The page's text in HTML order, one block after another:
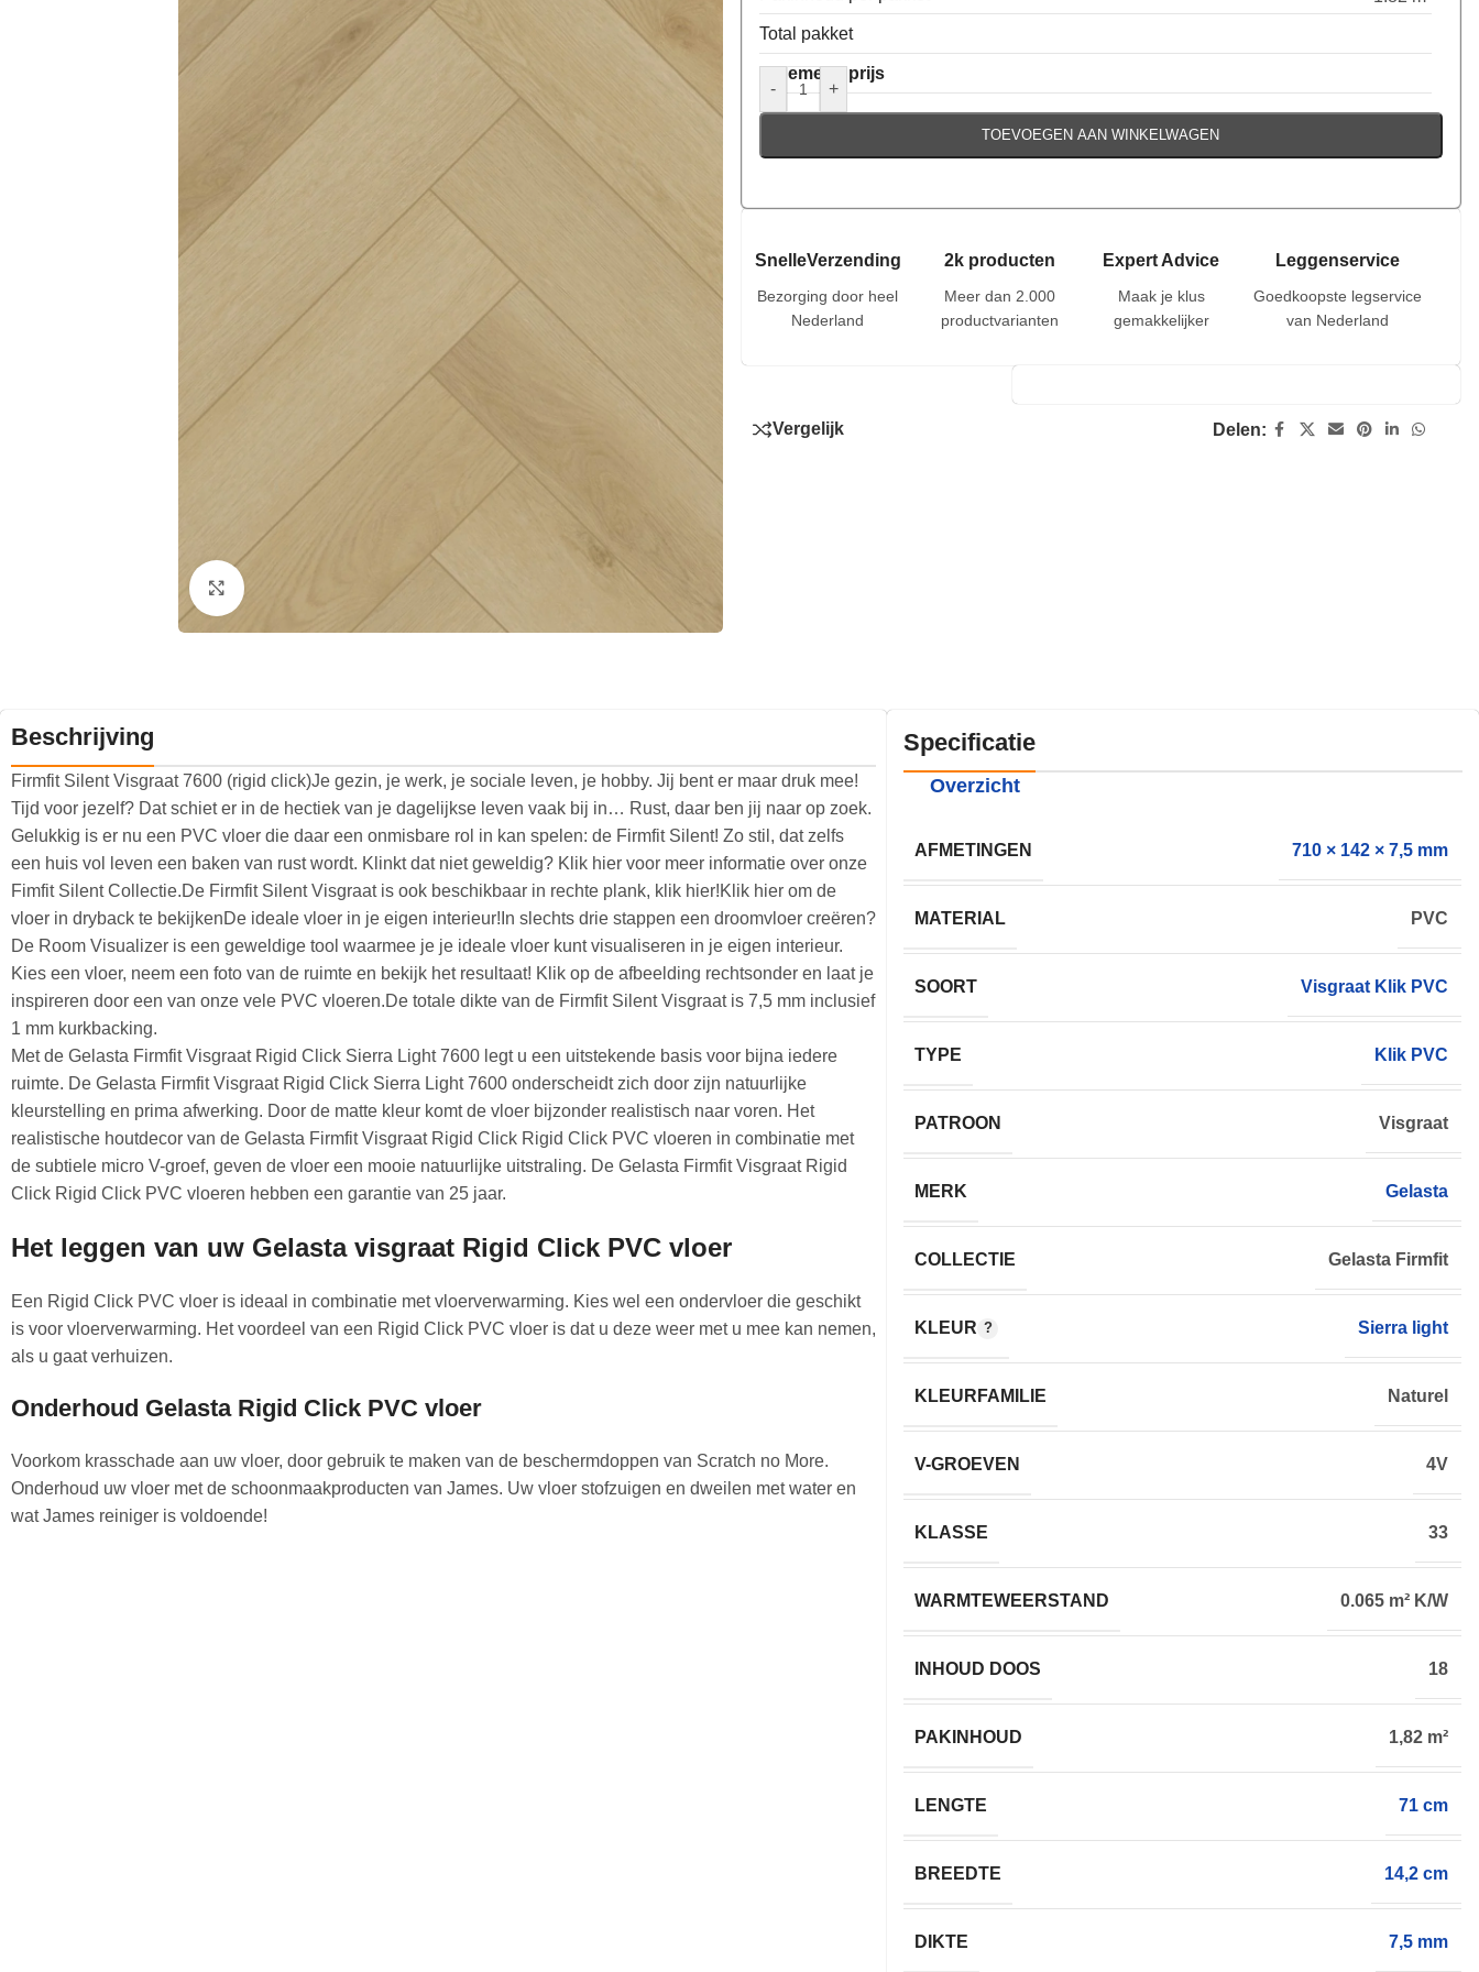
Klik om te vergroten
Total pakket
Algemene prijs
-
+
TOEVOEGEN AAN WINKELWAGEN
SnelleVerzending
Bezorging door heel
Nederland
2k producten
Meer dan 2.000
productvarianten
Expert Advice
Maak je klus
gemakkelijker
Leggenservice
Goedkoopste legservice
van Nederland
Vergelijk Delen:
Beschrijving
Firmfit Silent Visgraat 7600 (rigid click)Je gezin, je werk, je sociale leven, je hobby. Jij bent er maar druk mee!
Tijd voor jezelf? Dat schiet er in de hectiek van je dagelijkse leven vaak bij in… Rust, daar ben jij naar op zoek.
Gelukkig is er nu een PVC vloer die daar een onmisbare rol in kan spelen: de Firmfit Silent! Zo stil, dat zelfs
een huis vol leven een baken van rust wordt. Klinkt dat niet geweldig? Klik hier voor meer informatie over onze
Fimfit Silent Collectie.De Firmfit Silent Visgraat is ook beschikbaar in rechte plank, klik hier!Klik hier om de
vloer in dryback te bekijkenDe ideale vloer in je eigen interieur!In slechts drie stappen een droomvloer creëren?
De Room Visualizer is een geweldige tool waarmee je je ideale vloer kunt visualiseren in je eigen interieur.
Kies een vloer, neem een foto van de ruimte en bekijk het resultaat! Klik op de afbeelding rechtsonder en laat je
inspireren door een van onze vele PVC vloeren.De totale dikte van de Firmfit Silent Visgraat is 7,5 mm inclusief
1 mm kurkbacking.
Met de Gelasta Firmfit Visgraat Rigid Click Sierra Light 7600 legt u een uitstekende basis voor bijna iedere
ruimte. De Gelasta Firmfit Visgraat Rigid Click Sierra Light 7600 onderscheidt zich door zijn natuurlijke
kleurstelling en prima afwerking. Door de matte kleur komt de vloer bijzonder realistisch naar voren. Het
realistische houtdecor van de Gelasta Firmfit Visgraat Rigid Click Rigid Click PVC vloeren in combinatie met
de subtiele micro V-groef, geven de vloer een mooie natuurlijke uitstraling. De Gelasta Firmfit Visgraat Rigid
Click Rigid Click PVC vloeren hebben een garantie van 25 jaar.
Het leggen van uw Gelasta visgraat Rigid Click PVC vloer
Een Rigid Click PVC vloer is ideaal in combinatie met vloerverwarming. Kies wel een ondervloer die geschikt
is voor vloerverwarming. Het voordeel van een Rigid Click PVC vloer is dat u deze weer met u mee kan nemen,
als u gaat verhuizen.
Onderhoud Gelasta Rigid Click PVC vloer
Voorkom krasschade aan uw vloer, door gebruik te maken van de beschermdoppen van Scratch no More.
Onderhoud uw vloer met de schoonmaakproducten van James. Uw vloer stofzuigen en dweilen met water en
wat James reiniger is voldoende!
Specificatie
Overzicht
AFMETINGEN 710 × 142 × 7,5 mm
MATERIAL PVC
SOORT Visgraat Klik PVC
TYPE Klik PVC
PATROON Visgraat
MERK Gelasta
COLLECTIE Gelasta Firmfit
KLEUR Sierra light
KLEURFAMILIE Naturel
V-GROEVEN 4V
KLASSE 33
WARMTEWEERSTAND 0.065 m² K/W
INHOUD DOOS 18
PAKINHOUD 1,82 m²
LENGTE 71 cm
BREEDTE 14,2 cm
DIKTE 7,5 mm